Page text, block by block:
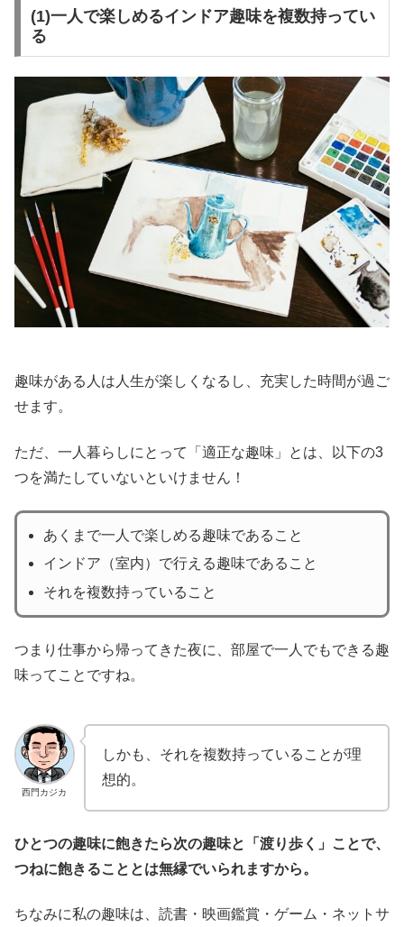
(1)一人で楽しめるインドア趣味を複数持ってい
る
趣味がある人は人生が楽しくなるし、充実した時間が過ご
せます。
ただ、一人暮らしにとって「適正な趣味」とは、以下の3
つを満たしていないといけません！
あくまで一人で楽しめる趣味であること
インドア（室内）で行える趣味であること
それを複数持っていること
つまり仕事から帰ってきた夜に、部屋で一人でもできる趣
味ってことですね。
西門カジカ
しかも、それを複数持っていることが理
想的。
ひとつの趣味に飽きたら次の趣味と「渡り歩く」ことで、
つねに飽きることとは無縁でいられますから。
ちなみに私の趣味は、読書・映画鑑賞・ゲーム・ネットサ